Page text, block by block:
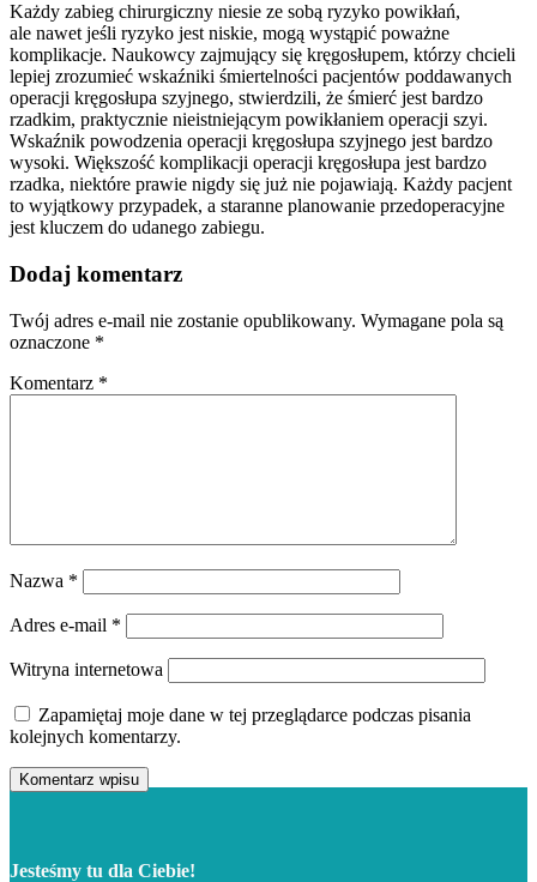
Każdy zabieg chirurgiczny niesie ze sobą ryzyko powikłań,
ale nawet jeśli ryzyko jest niskie, mogą wystąpić poważne
komplikacje. Naukowcy zajmujący się kręgosłupem, którzy chcieli
lepiej zrozumieć wskaźniki śmiertelności pacjentów poddawanych
operacji kręgosłupa szyjnego, stwierdzili, że śmierć jest bardzo
rzadkim, praktycznie nieistniejącym powikłaniem operacji szyi.
Wskaźnik powodzenia operacji kręgosłupa szyjnego jest bardzo
wysoki. Większość komplikacji operacji kręgosłupa jest bardzo
rzadka, niektóre prawie nigdy się już nie pojawiają. Każdy pacjent
to wyjątkowy przypadek, a staranne planowanie przedoperacyjne
jest kluczem do udanego zabiegu.
Dodaj komentarz
Twój adres e-mail nie zostanie opublikowany. Wymagane pola są
oznaczone *
Komentarz *
Nazwa *
Adres e-mail *
Witryna internetowa
Zapamiętaj moje dane w tej przeglądarce podczas pisania
kolejnych komentarzy.
Jesteśmy tu dla Ciebie!